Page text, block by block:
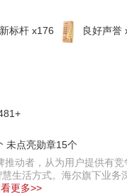
标杆 x176 良好声誉
未点亮勋章15个
动者，从为用户提供有
生活方式。海尔旗下业
更多>>